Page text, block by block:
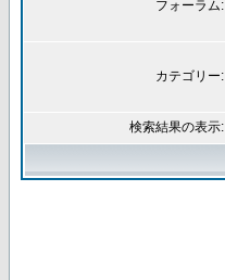
フォーラム:
カテゴリー:
検索結果の表示: